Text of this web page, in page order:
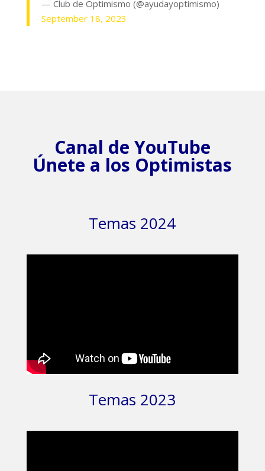
— Club de Optimismo (@ayudayoptimismo)
September 18, 2023
Canal de YouTube
Únete a los Optimistas
Temas 2024
Temas 2023